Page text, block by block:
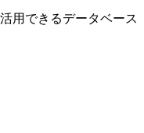
用できるデータベース